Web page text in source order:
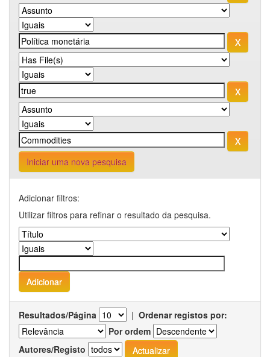
Iniciar uma nova pesquisa
Adicionar filtros:
Utilizar filtros para refinar o resultado da pesquisa.
Resultados/Página | Ordenar registos por:
Por ordem
Autores/Registo